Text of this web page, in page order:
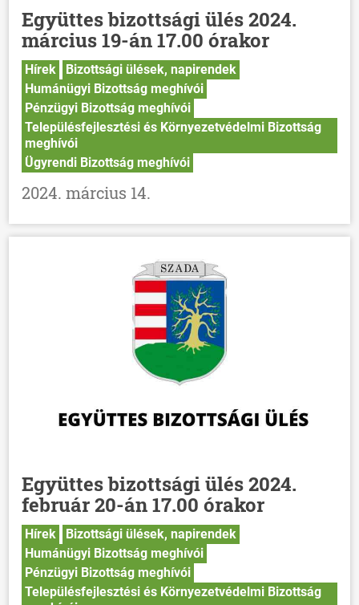
ÖNKORMÁNYZAT
ÜGYINTÉZÉS
KÖZÖSSÉG
Együttes bizottsági ülés 2024.
március 19-án 17.00 órakor
Hírek
Bizottsági ülések, napirendek
Humánügyi Bizottság meghívói
Pénzügyi Bizottság meghívói
Településfejlesztési és Környezetvédelmi Bizottság
meghívói
Ügyrendi Bizottság meghívói
2024. március 14.
Együttes bizottsági ülés 2024.
február 20-án 17.00 órakor
Hírek
Bizottsági ülések, napirendek
Humánügyi Bizottság meghívói
Pénzügyi Bizottság meghívói
Településfejlesztési és Környezetvédelmi Bizottság